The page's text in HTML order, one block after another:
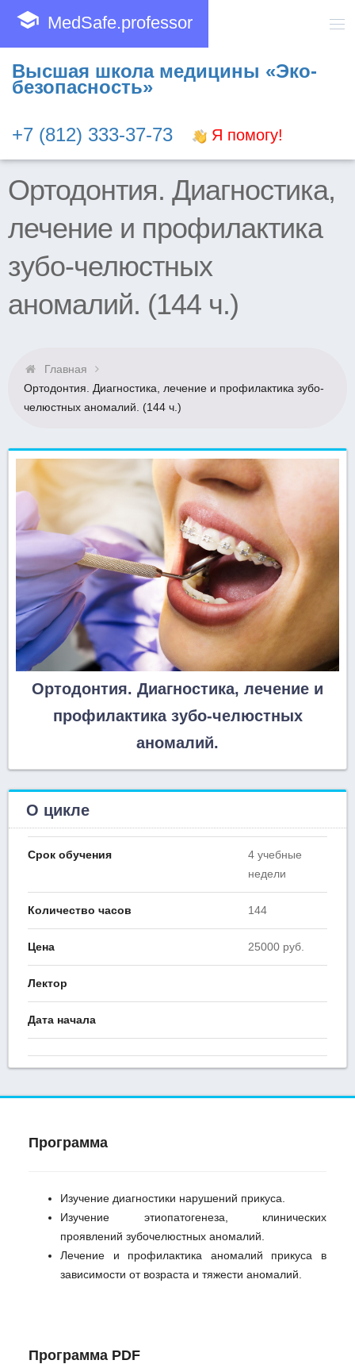
school MedSafe.professor
Высшая школа медицины «Эко-
безопасность»
+7 (812) 333-37-73 Я помогу!
Ортодонтия. Диагностика,
лечение и профилактика
зубо-челюстных
аномалий. (144 ч.)
Главная
Ортодонтия. Диагностика, лечение и профилактика зубо-
челюстных аномалий. (144 ч.)
Ортодонтия. Диагностика, лечение и
профилактика зубо-челюстных
аномалий.
О цикле
Срок обучения
4 учебные
недели
Количество часов 144
Цена 25000 руб.
Лектор
Дата начала
Программа
Изучение диагностики нарушений прикуса.
Изучение этиопатогенеза, клинических
проявлений зубочелюстных аномалий.
Лечение и профилактика аномалий прикуса в
зависимости от возраста и тяжести аномалий.
Программа PDF